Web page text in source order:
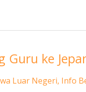
Guru ke
Luar Negeri, Info